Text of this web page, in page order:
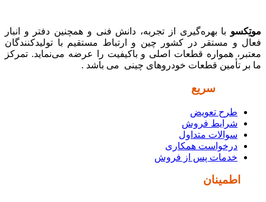
موتِکسو با بهره‌گیری از تجربه، دانش فنی و همچنین دفتر و انبار
فعال و مستقر در کشور چین و ارتباط مستقیم با تولیدکنندگان
معتبر، همواره قطعات اصلی و باکیفیت را عرضه می‌نماید. تمرکز
ما بر تأمین قطعات خودروهای چینی می باشد .
سریع
طرح تعویض
شرایط فروش
سوالات متداول
درخواست همکاری
خدمات پس از فروش
اطمینان